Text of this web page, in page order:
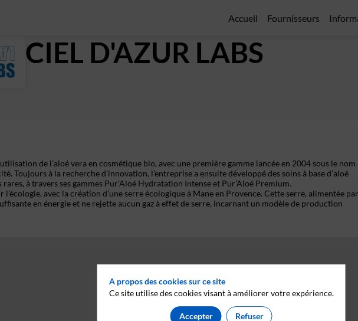
Accueil Fournisseurs
CIEL D'AZUR LABS
de l’aloé vera en cosmétique bio, avec une première gamme lancée en 2004 sous le nom
Toujours à la recherche d’innovation, l’entreprise a ensuite développé des soins à base d’aloé
à travers ses gammes Pur’Aloé Hydratation Intense et Pur’Aloé Premium.
l’écologie, avec la création d’une serre écologique à Mane en Provence. Cette serre, alimentée par
en énergie et ne rejette aucun gaz à effet de serre, incarnant un modèle de production
A propos des cookies sur ce site
Ce site utilise des cookies visant à améliorer votre expérience.
Accepter Refuser